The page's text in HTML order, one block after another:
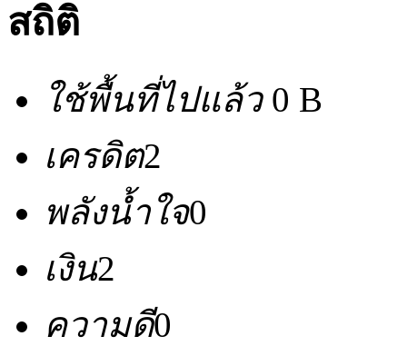
สถิติ
ใช้พื้นที่ไปแล้ว0 B
เครดิต2
พลังน้ำใจ0
เงิน2
ความดี0